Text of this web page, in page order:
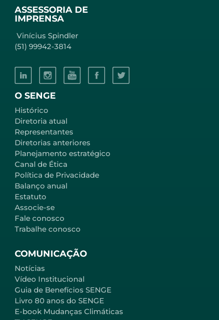
O SENGE
Histórico
Diretoria atual
Representantes
Diretorias anteriores
Planejamento estratégico
Canal de Ética
Política de Privacidade
Balanço anual
Estatuto
Associe-se
Fale conosco
Trabalhe conosco
COMUNICAÇÃO
Notícias
Vídeo Institucional
Guia de Benefícios SENGE
Livro 80 anos do SENGE
E-book Mudanças Climáticas
ASSESSORIA DE
IMPRENSA
Vinícius Spindler
(51) 99942-3814